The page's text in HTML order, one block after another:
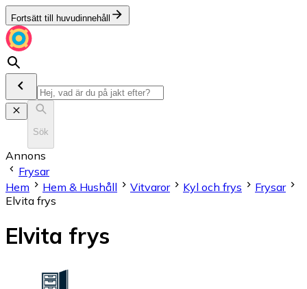
Fortsätt till huvudinnehåll
Sök
Annons
Frysar
Hem
Hem & Hushåll Vitvaror Kyl och frys
Frysar
Elvita frys
Elvita frys